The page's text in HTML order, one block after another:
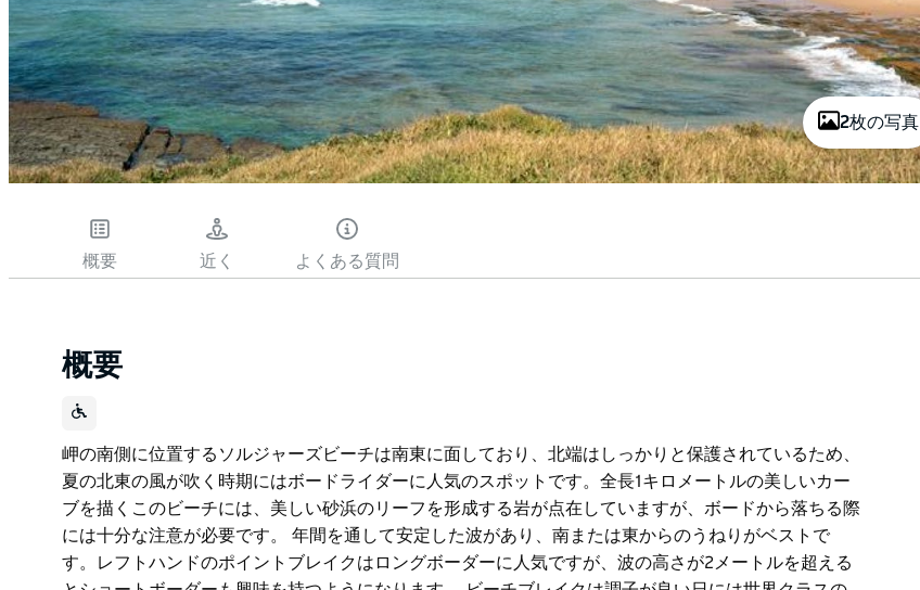
2枚の写真
概要 近く よくある質問
概要
岬の南側に位置するソルジャーズビーチは南東に面しており、北端はしっかりと保護されているため、
夏の北東の風が吹く時期にはボードライダーに人気のスポットです。全長1キロメートルの美しいカー
ブを描くこのビーチには、美しい砂浜のリーフを形成する岩が点在していますが、ボードから落ちる際
には十分な注意が必要です。 年間を通して安定した波があり、南または東からのうねりがベストで
す。レフトハンドのポイントブレイクはロングボーダーに人気ですが、波の高さが2メートルを超える